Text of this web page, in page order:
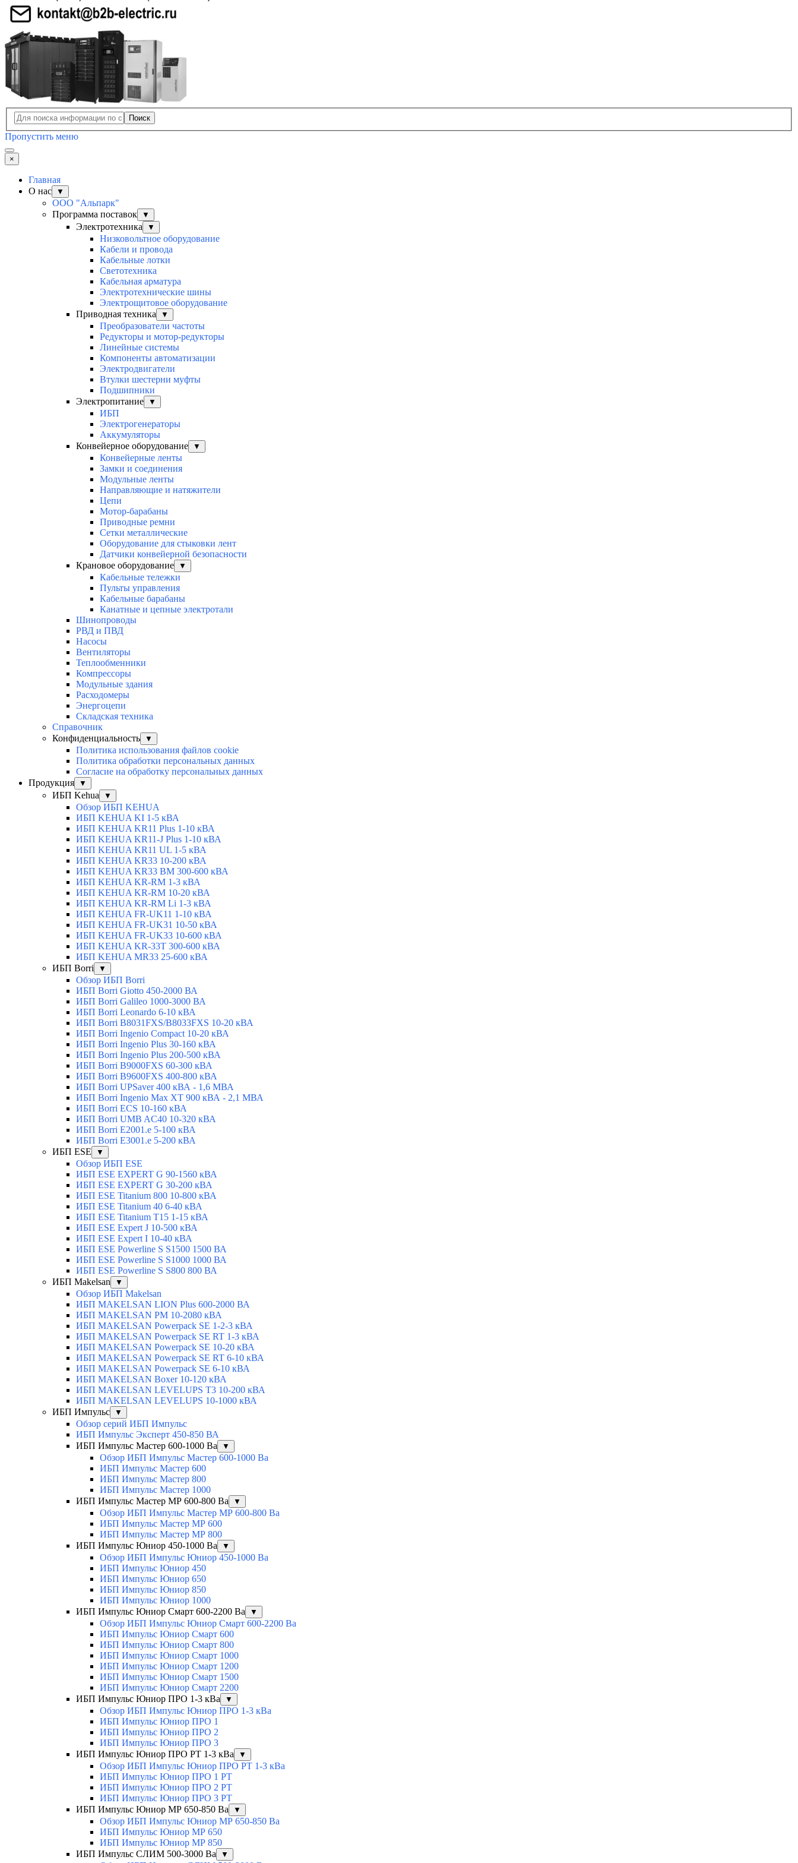
Поиск
Пропустить меню
×
Главная
О нас
▼
ООО "Альпарк"
Программа поставок
▼
Электротехника ▼
Низковольтное оборудование
Кабели и провода
Кабельные лотки
Светотехника
Кабельная арматура
Электротехнические шины
Электрощитовое оборудование
Приводная техника
▼
Преобразователи частоты
Редукторы и мотор-редукторы
Линейные системы
Компоненты автоматизации
Электродвигатели
Втулки шестерни муфты
Подшипники
Электропитание
▼
ИБП
Электрогенераторы
Аккумуляторы
Конвейерное оборудование
▼
Конвейерные ленты
Замки и соединения
Модульные ленты
Направляющие и натяжители
Цепи
Мотор-барабаны
Приводные ремни
Сетки металлические
Оборудование для стыковки лент
Датчики конвейерной безопасности
Крановое оборудование
▼
Кабельные тележки
Пульты управления
Кабельные барабаны
Канатные и цепные электротали
Шинопроводы
РВД и ПВД
Насосы
Вентиляторы
Теплообменники
Компрессоры
Модульные здания
Расходомеры
Энергоцепи
Складская техника
Справочник
Конфиденциальность
▼
Политика использования файлов cookie
Политика обработки персональных данных
Согласие на обработку персональных данных
Продукция
▼
ИБП Kehua ▼
Обзор ИБП KEHUA
ИБП KEHUA KI 1-5 кВА
ИБП KEHUA KR11 Plus 1-10 кВА
ИБП KEHUA KR11-J Plus 1-10 кВА
ИБП KEHUA KR11 UL 1-5 кВА
ИБП KEHUA KR33 10-200 кВА
ИБП KEHUA KR33 BM 300-600 кВА
ИБП KEHUA KR-RM 1-3 кВА
ИБП KEHUA KR-RM 10-20 кВА
ИБП KEHUA KR-RM Li 1-3 кВА
ИБП KEHUA FR-UK11 1-10 кВА
ИБП KEHUA FR-UK31 10-50 кВА
ИБП KEHUA FR-UK33 10-600 кВА
ИБП KEHUA KR-33T 300-600 кВА
ИБП KEHUA MR33 25-600 кВА
ИБП Borri
▼
Обзор ИБП Borri
ИБП Borri Giotto 450-2000 ВА
ИБП Borri Galileo 1000-3000 ВА
ИБП Borri Leonardo 6-10 кВА
ИБП Borri B8031FXS/B8033FXS 10-20 кВА
ИБП Borri Ingenio Compact 10-20 кВА
ИБП Borri Ingenio Plus 30-160 кВА
ИБП Borri Ingenio Plus 200-500 кВА
ИБП Borri B9000FXS 60-300 кВА
ИБП Borri B9600FXS 400-800 кВА
ИБП Borri UPSaver 400 кВА - 1,6 МВА
ИБП Borri Ingenio Max XT 900 кВА - 2,1 МВА
ИБП Borri ECS 10-160 кВА
ИБП Borri UMB AC40 10-320 кВА
ИБП Borri E2001.e 5-100 кВА
ИБП Borri E3001.e 5-200 кВА
ИБП ESE
▼
Обзор ИБП ESE
ИБП ESE EXPERT G 90-1560 кВА
ИБП ESE EXPERT G 30-200 кВА
ИБП ESE Titanium 800 10-800 кВА
ИБП ESE Titanium 40 6-40 кВА
ИБП ESE Titanium T15 1-15 кВА
ИБП ESE Expert J 10-500 кВА
ИБП ESE Expert I 10-40 кВА
ИБП ESE Powerline S S1500 1500 ВА
ИБП ESE Powerline S S1000 1000 ВА
ИБП ESE Powerline S S800 800 ВА
ИБП Makelsan
▼
Обзор ИБП Makelsan
ИБП MAKELSAN LION Plus 600-2000 ВА
ИБП MAKELSAN PM 10-2080 кВА
ИБП MAKELSAN Powerpack SE 1-2-3 кВА
ИБП MAKELSAN Powerpack SE RT 1-3 кВА
ИБП MAKELSAN Powerpack SE 10-20 кВА
ИБП MAKELSAN Powerpack SE RT 6-10 кВА
ИБП MAKELSAN Powerpack SE 6-10 кВА
ИБП MAKELSAN Boxer 10-120 кВА
ИБП MAKELSAN LEVELUPS T3 10-200 кВА
ИБП MAKELSAN LEVELUPS 10-1000 кВА
ИБП Импульс
▼
Обзор серий ИБП Импульс
ИБП Импульс Эксперт 450-850 ВА
ИБП Импульс Мастер 600-1000 Ва
▼
Обзор ИБП Импульс Мастер 600-1000 Ва
ИБП Импульс Мастер 600
ИБП Импульс Мастер 800
ИБП Импульс Мастер 1000
ИБП Импульс Мастер МР 600-800 Ва
▼
Обзор ИБП Импульс Мастер МР 600-800 Ва
ИБП Импульс Мастер МР 600
ИБП Импульс Мастер МР 800
ИБП Импульс Юниор 450-1000 Ва
▼
Обзор ИБП Импульс Юниор 450-1000 Ва
ИБП Импульс Юниор 450
ИБП Импульс Юниор 650
ИБП Импульс Юниор 850
ИБП Импульс Юниор 1000
ИБП Импульс Юниор Смарт 600-2200 Ва
▼
Обзор ИБП Импульс Юниор Смарт 600-2200 Ва
ИБП Импульс Юниор Смарт 600
ИБП Импульс Юниор Смарт 800
ИБП Импульс Юниор Смарт 1000
ИБП Импульс Юниор Смарт 1200
ИБП Импульс Юниор Смарт 1500
ИБП Импульс Юниор Смарт 2200
ИБП Импульс Юниор ПРО 1-3 кВа
▼
Обзор ИБП Импульс Юниор ПРО 1-3 кВа
ИБП Импульс Юниор ПРО 1
ИБП Импульс Юниор ПРО 2
ИБП Импульс Юниор ПРО 3
ИБП Импульс Юниор ПРО РТ 1-3 кВа
▼
Обзор ИБП Импульс Юниор ПРО РТ 1-3 кВа
ИБП Импульс Юниор ПРО 1 РТ
ИБП Импульс Юниор ПРО 2 РТ
ИБП Импульс Юниор ПРО 3 РТ
ИБП Импульс Юниор МР 650-850 Ва
▼
Обзор ИБП Импульс Юниор МР 650-850 Ва
ИБП Импульс Юниор МР 650
ИБП Импульс Юниор МР 850
ИБП Импульс СЛИМ 500-3000 Ва
▼